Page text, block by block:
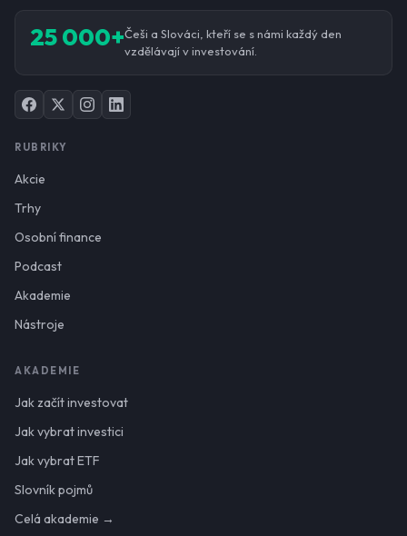
25 000+Češi a Slováci, kteří se s námi každý den
vzdělávají v investování.
RUBRIKY
Akcie
Trhy
Osobní finance
Podcast
Akademie
Nástroje
AKADEMIE
Jak začít investovat
Jak vybrat investici
Jak vybrat ETF
Slovník pojmů
Celá akademie →